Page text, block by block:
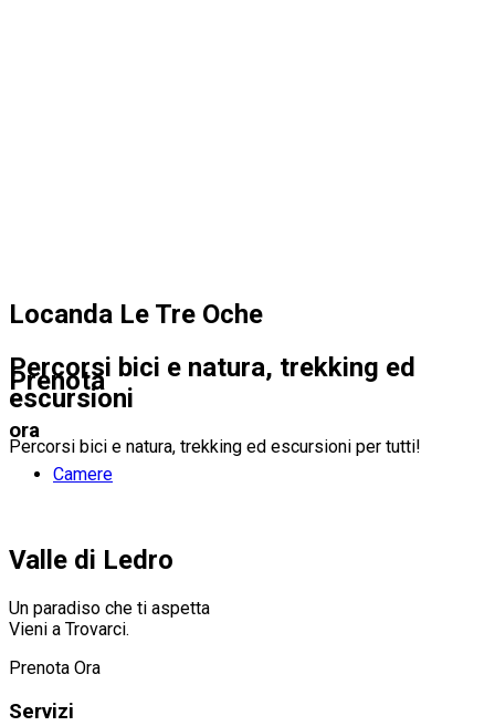
Locanda Le Tre Oche
Percorsi bici e natura, trekking ed
escursioni
Percorsi bici e natura, trekking ed escursioni per tutti!
Prenota
ora
Camere
Valle di Ledro
Un paradiso che ti aspetta
Vieni a Trovarci.
Prenota Ora
Servizi